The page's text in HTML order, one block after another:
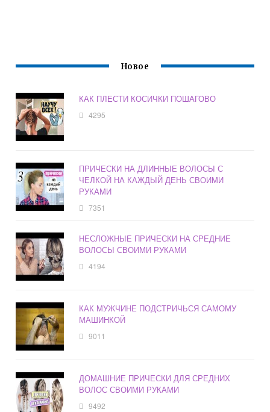
Новое
КАК ПЛЕСТИ КОСИЧКИ ПОШАГОВО
4295
ПРИЧЕСКИ НА ДЛИННЫЕ ВОЛОСЫ С
ЧЕЛКОЙ НА КАЖДЫЙ ДЕНЬ СВОИМИ
РУКАМИ
7351
НЕСЛОЖНЫЕ ПРИЧЕСКИ НА СРЕДНИЕ
ВОЛОСЫ СВОИМИ РУКАМИ
4194
КАК МУЖЧИНЕ ПОДСТРИЧЬСЯ САМОМУ
МАШИНКОЙ
9011
ДОМАШНИЕ ПРИЧЕСКИ ДЛЯ СРЕДНИХ
ВОЛОС СВОИМИ РУКАМИ
9492